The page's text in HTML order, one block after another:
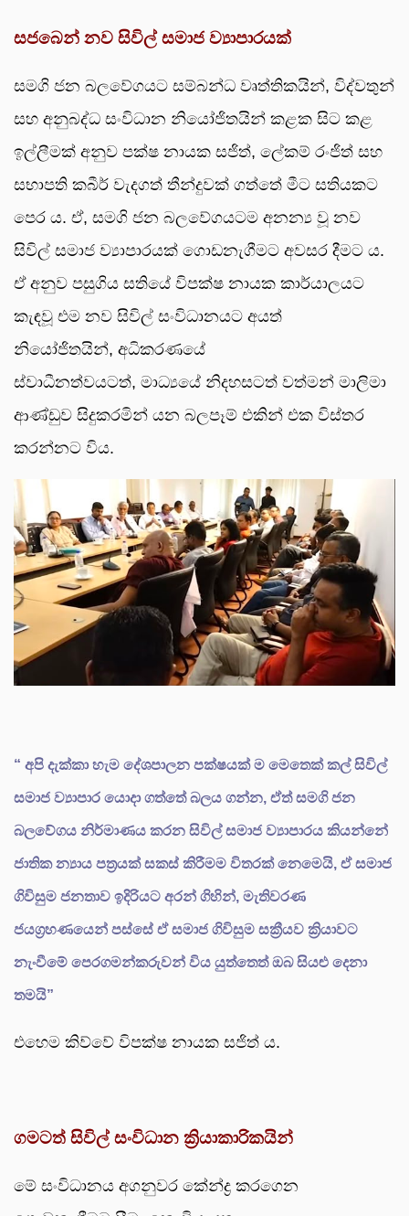
සජබෙන් නව සිවිල් සමාජ ව්‍යාපාරයක්
සමගි ජන බලවේගයට සම්බන්ධ වෘත්තිකයින්, විද්වතුන්
සහ අනුබද්ධ සංවිධාන නියෝජිතයින් කළක සිට කළ
ඉල්ලීමක් අනුව පක්ෂ නායක සජිත්, ලේකම් රංජිත් සහ
සභාපති කබීර් වැදගත් තීන්දුවක් ගත්තේ මීට සතියකට
පෙර ය. ඒ, සමගි ජන බලවේගයටම අනන්‍ය වූ නව
සිවිල් සමාජ ව්‍යාපාරයක් ගොඩනැගීමට අවසර දීමට ය.
ඒ අනුව පසුගිය සතියේ විපක්ෂ නායක කාර්යාලයට
කැඳවූ එම නව සිවිල් සංවිධානයට අයත්
නියෝජිතයින්, අධිකරණයේ
ස්වාධීනත්වයටත්, මාධ්‍යයේ නිදහසටත් වත්මන් මාලිමා
ආණ්ඩුව සිදුකරමින් යන බලපෑම් එකින් එක විස්තර
කරන්නට විය.
“ අපි දැක්කා හැම දේශපාලන පක්ෂයක් ම මෙතෙක් කල් සිවිල්
සමාජ ව්‍යාපාර යොදා ගත්තේ බලය ගන්න, ඒත් සමගි ජන
බලවේගය නිර්මාණය කරන සිවිල් සමාජ ව්‍යාපාරය කියන්නේ
ජාතික න්‍යාය පත්‍රයක් සකස් කිරීමම විතරක් නෙමෙයි, ඒ සමාජ
ගිවිසුම ජනතාව ඉදිරියට අරන් ගිහින්, මැතිවරණ
ජයග්‍රහණයෙන් පස්සේ ඒ සමාජ ගිවිසුම සක්‍රීයව ක්‍රියාවට
නැංවීමේ පෙරගමන්කරුවන් විය යුත්තෙත් ඔබ සියළු දෙනා
තමයි”
එහෙම කිව්වේ විපක්ෂ නායක සජිත් ය.
ගමටත් සිවිල් සංවිධාන ක්‍රියාකාරිකයින්
මේ සංවිධානය අගනුවර කේන්ද්‍ර කරගෙන